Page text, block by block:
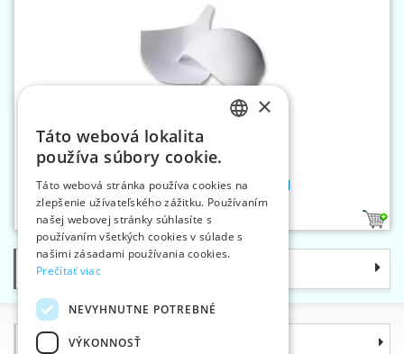
1
Košíčky do podprseniek vel.M
Kategórie
Informácie
ENGLISH
GERMAN
×
Táto webová lokalita
používa súbory cookie.
Táto webová stránka používa cookies na
zlepšenie užívateľského zážitku. Používaním
našej webovej stránky súhlasíte s
používaním všetkých cookies v súlade s
našimi zásadami používania cookies.
Prečítať viac
NEVYHNUTNE POTREBNÉ
VÝKONNOSŤ